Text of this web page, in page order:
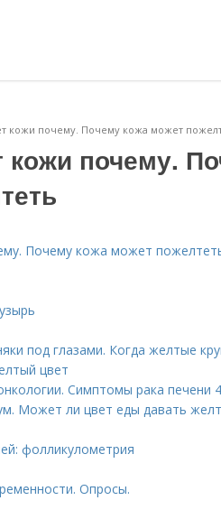
кожи почему. Почему кожа может
почему.
Почему кожа может
под глазами. Когда желтые
цвет
Симптомы рака печени
Может ли цвет еды давать
фолликулометрия
Опросы.